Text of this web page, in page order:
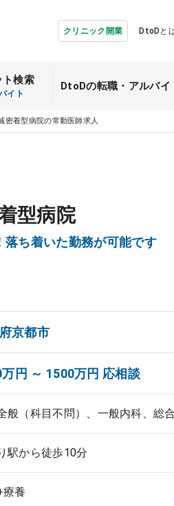
クリニック開業 DtoDと
ト検索
イト
DtoDの転職・ アルバイ
密着型病院の常勤医師求人
型病院
落ち着いた勤務が可能です
京都市
円 ～ 1500万円 応相談
般（科目不問）、一般内科、総
駅から徒歩10分
療養